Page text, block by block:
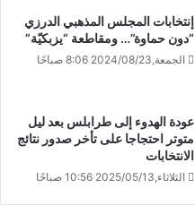
إنتخابات المجلس المذهبي الدرزي
“دون حماوة”… ومقاطعة “يزبكيّة”
الجمعة,2024/08/23 8:06 صباحًا
عودة الهدوء إلى طرابلس بعد ليل
متوتر احتجاجا على تأخر صدور نتائج
الانتخابات
الثلاثاء,2025/05/13 10:56 صباحًا